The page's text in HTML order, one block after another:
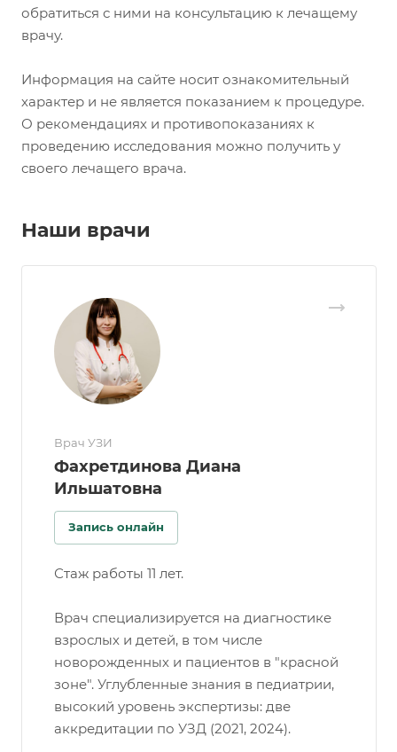
обратиться с ними на консультацию к лечащему
врачу.
Информация на сайте носит ознакомительный
характер и не является показанием к процедуре.
О рекомендациях и противопоказаниях к
проведению исследования можно получить у
своего лечащего врача.
Наши врачи
Врач УЗИ
Фахретдинова Диана
Ильшатовна
Запись онлайн
Стаж работы 11 лет.
Врач специализируется на диагностике
взрослых и детей, в том числе
новорожденных и пациентов в "красной
зоне". Углубленные знания в педиатрии,
высокий уровень экспертизы: две
аккредитации по УЗД (2021, 2024).